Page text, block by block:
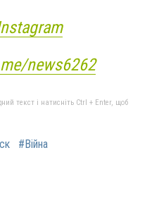
news6262
текст і натисніть Ctrl + Enter, щоб
#Війна